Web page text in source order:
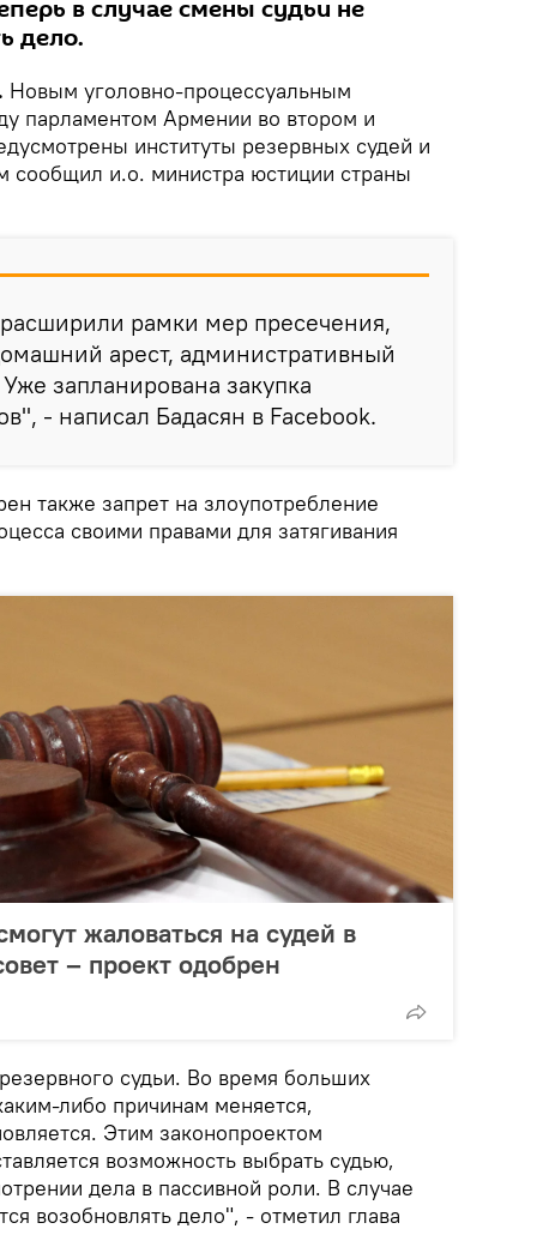
в случае смены судьи не
дело.
Новым уголовно-процессуальным
парламентом Армении во втором и
институты резервных судей и
сообщил и.о. министра юстиции страны
рамки мер пресечения,
арест, административный
запланирована закупка
- написал Бадасян в Facebook.
также запрет на злоупотребление
своими правами для затягивания
жаловаться на судей в
– проект одобрен
судьи. Во время больших
либо причинам меняется,
Этим законопроектом
возможность выбрать судью,
дела в пассивной роли. В случае
возобновлять дело", - отметил глава